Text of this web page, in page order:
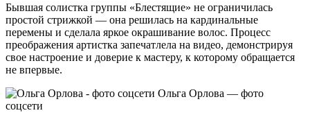
Бывшая солистка группы «Блестящие» не ограничилась
простой стрижкой — она решилась на кардинальные
перемены и сделала яркое окрашивание волос. Процесс
преображения артистка запечатлела на видео, демонстрируя
свое настроение и доверие к мастеру, к которому обращается
не впервые.
Ольга Орлова — фото
соцсети